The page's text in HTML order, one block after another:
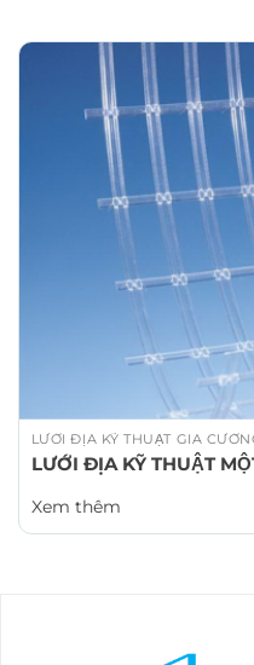
LƯỚI ĐỊA KỸ THUẬT GIA
LƯỚI ĐỊA KỸ THUẬT
Xem thêm